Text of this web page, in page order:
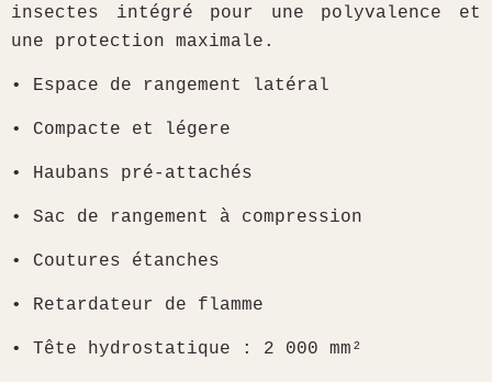
insectes intégré pour une polyvalence et
une protection maximale.
• Espace de rangement latéral
• Compacte et légere
• Haubans pré-attachés
• Sac de rangement à compression
• Coutures étanches
• Retardateur de flamme
• Tête hydrostatique : 2 000 mm²